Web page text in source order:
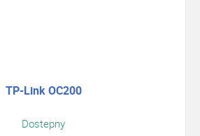
TP-Link OC200
Dostepny